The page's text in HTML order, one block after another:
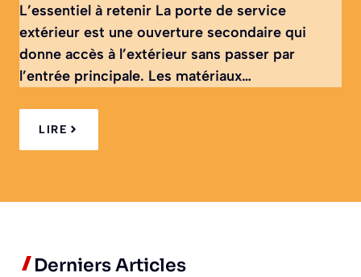
L’essentiel à retenir La porte de service
extérieur est une ouverture secondaire qui
donne accès à l’extérieur sans passer par
l’entrée principale. Les matériaux…
LIRE
Derniers Articles